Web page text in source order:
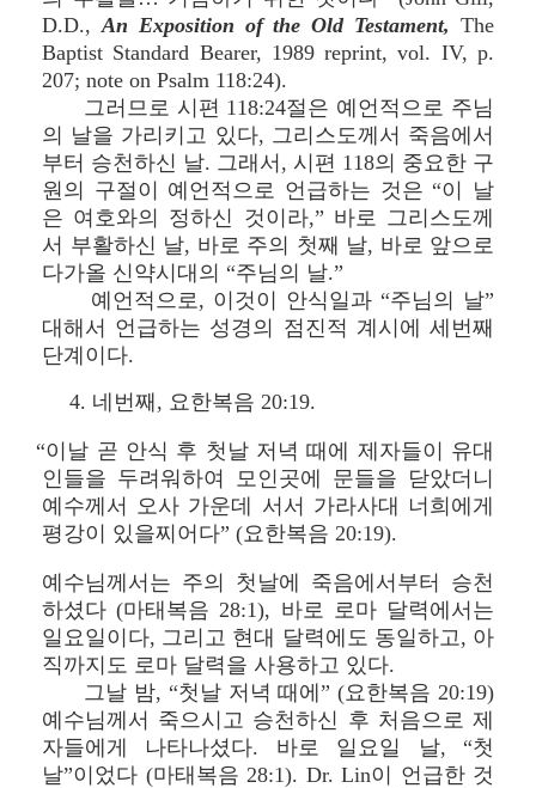
D.D.,An Exposition of the Old Testament, The
Baptist Standard Bearer, 1989 reprint, vol. IV, p.
207; note on Psalm 118:24).
그러므로 시편 118:24절은 예언적으로 주님
의 날을 가리키고 있다, 그리스도께서 죽음에서
부터 승천하신 날. 그래서, 시편 118의 중요한 구
원의 구절이 예언적으로 언급하는 것은 “이 날
은 여호와의 정하신 것이라,” 바로 그리스도께
서 부활하신 날, 바로 주의 첫째 날, 바로 앞으로
다가올 신약시대의 “주님의 날.”
예언적으로, 이것이 안식일과 “주님의 날”
대해서 언급하는 성경의 점진적 계시에 세번째
단계이다.
4. 네번째, 요한복음 20:19.
“이날 곧 안식 후 첫날 저녁 때에 제자들이 유대
인들을 두려워하여 모인곳에 문들을 닫았더니
예수께서 오사 가운데 서서 가라사대 너희에게
평강이 있을찌어다” (요한복음 20:19).
예수님께서는 주의 첫날에 죽음에서부터 승천
하셨다 (마태복음 28:1), 바로 로마 달력에서는
일요일이다, 그리고 현대 달력에도 동일하고, 아
직까지도 로마 달력을 사용하고 있다.
그날 밤, “첫날 저녁 때에” (요한복음 20:19)
예수님께서 죽으시고 승천하신 후 처음으로 제
자들에게 나타나셨다. 바로 일요일 날, “첫
날”이었다 (마태복음 28:1). Dr. Lin이 언급한 것